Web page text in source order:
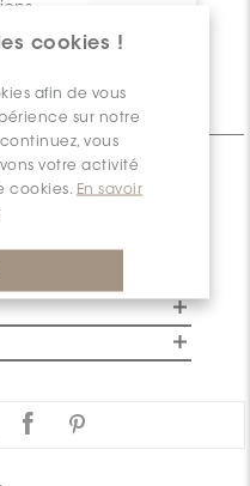
cookies !
afin de vous
sur notre
vous
votre activité
cookies. En savoir